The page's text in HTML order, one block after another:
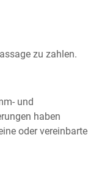
zu zahlen.
und
haben
oder vereinbarte